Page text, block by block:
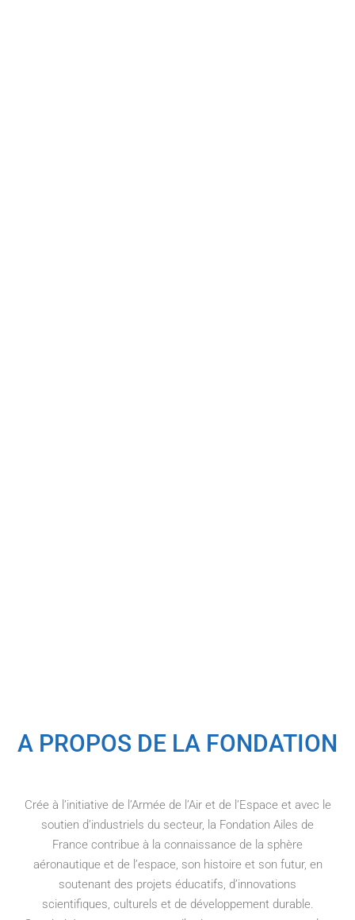
A PROPOS DE LA FONDATION
Crée à l’initiative de l’Armée de l’Air et de l’Espace et avec le
soutien d’industriels du secteur, la Fondation Ailes de
France contribue à la connaissance de la sphère
aéronautique et de l’espace, son histoire et son futur, en
soutenant des projets éducatifs, d’innovations
scientifiques, culturels et de développement durable.